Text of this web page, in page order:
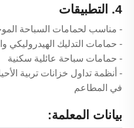
4. التطبيقات
- مناسب لحمامات السباحة
- حمامات التدليك الهيدروليكي
- حمامات سباحة عائلية سكنية
- أنظمة تداول خزانات تربية
في المطاعم
بيانات المعلمة: